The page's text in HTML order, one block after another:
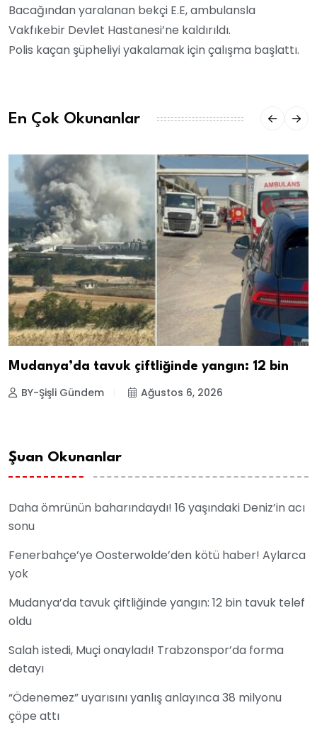
Bacağından yaralanan bekçi E.E, ambulansla
Vakfıkebir Devlet Hastanesi’ne kaldırıldı.
Polis kaçan şüpheliyi yakalamak için çalışma başlattı.
En Çok Okunanlar
Mudanya’da tavuk çiftliğinde yangın: 12 bin
BY-Şişli Gündem Ağustos 6, 2026
Şuan Okunanlar
Daha ömrünün baharındaydı! 16 yaşındaki Deniz’in acı
sonu
Fenerbahçe’ye Oosterwolde’den kötü haber! Aylarca
yok
Mudanya’da tavuk çiftliğinde yangın: 12 bin tavuk telef
oldu
Salah istedi, Muçi onayladı! Trabzonspor’da forma
detayı
“Ödenemez” uyarısını yanlış anlayınca 38 milyonu
çöpe attı